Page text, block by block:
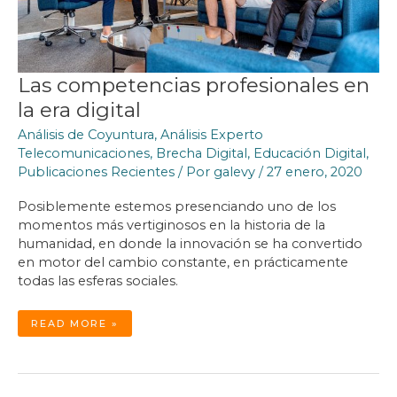
Las competencias profesionales en
la era digital
Análisis de Coyuntura, Análisis Experto
Telecomunicaciones, Brecha Digital, Educación Digital,
Publicaciones Recientes / Por galevy /27 enero, 2020
Posiblemente estemos presenciando uno de los
momentos más vertiginosos en la historia de la
humanidad, en donde la innovación se ha convertido
en motor del cambio constante, en prácticamente
todas las esferas sociales.
LAS
COMPETENCIAS
PROFESIONALES
DIGITAL
READ MORE »